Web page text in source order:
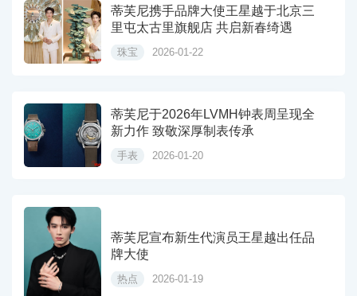
蒂芙尼携手品牌大使王星越于北京三
里屯太古里旗舰店 共启新春绮遇
珠宝 2026-01-22
蒂芙尼于2026年LVMH钟表周呈现全
新力作 致敬深厚制表传承
手表 2026-01-20
蒂芙尼宣布新生代演员王星越出任品
牌大使
热点 2026-01-19